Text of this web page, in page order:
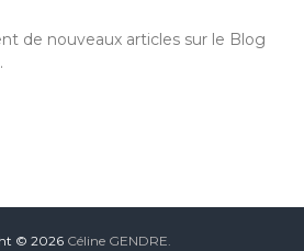
de nouveaux articles sur le Blog
© 2026 Céline GENDRE.